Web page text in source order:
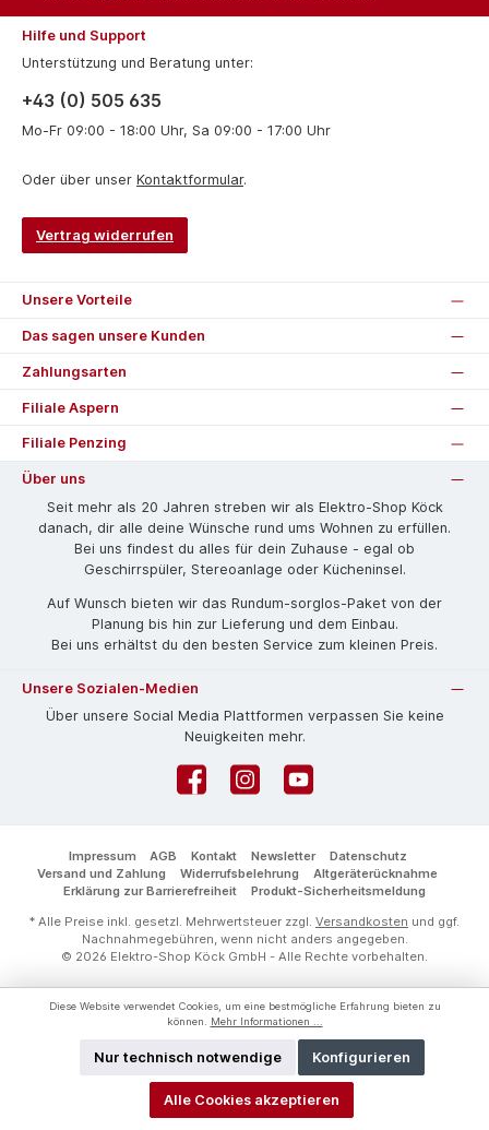
Hilfe und Support
Unterstützung und Beratung unter:
+43 (0) 505 635
Mo-Fr 09:00 - 18:00 Uhr, Sa 09:00 - 17:00 Uhr
Oder über unser Kontaktformular.
Vertrag widerrufen
Unsere Vorteile
Das sagen unsere Kunden
Zahlungsarten
Filiale Aspern
Filiale Penzing
Über uns
Seit mehr als 20 Jahren streben wir als Elektro-Shop Köck
danach, dir alle deine Wünsche rund ums Wohnen zu erfüllen.
Bei uns findest du alles für dein Zuhause - egal ob
Geschirrspüler, Stereoanlage oder Kücheninsel.
Auf Wunsch bieten wir das Rund­um-sorg­los-Pa­ket von der
Planung bis hin zur Lieferung und dem Einbau.
Bei uns erhältst du den besten Service zum kleinen Preis.
Unsere Sozialen-Medien
Über unsere Social Media Plattformen verpassen Sie keine
Neuigkeiten mehr.
FacebookInstagramYouTube
Impressum AGB Kontakt Newsletter
Datenschutz
Versand und Zahlung
Widerrufsbelehrung
Altgeräterücknahme
Erklärung zur Barrierefreiheit
Produkt-Sicherheitsmeldung
* Alle Preise inkl. gesetzl. Mehrwertsteuer zzgl. Versandkosten und ggf.
Nachnahmegebühren, wenn nicht anders angegeben.
© 2026 Elektro-Shop Köck GmbH - Alle Rechte vorbehalten.
Diese Website verwendet Cookies, um eine bestmögliche Erfahrung bieten zu
können.
Mehr Informationen ...
Nur technisch notwendige Konfigurieren
Alle Cookies akzeptieren